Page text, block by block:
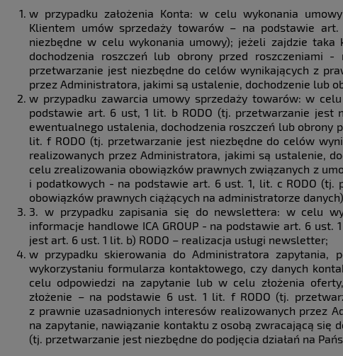
w przypadku założenia Konta: w celu wykonania
Klientem umów sprzedaży towarów – na podstawie
niezbędne w celu wykonania umowy); jeżeli zajdzie taka
dochodzenia roszczeń lub obrony przed
przetwarzanie jest niezbędne do celów wynikających z
przez Administratora, jakimi są ustalenie, dochodzenie lub
w przypadku zawarcia umowy sprzedaży towarów: w
podstawie art. 6 ust, 1 lit. b RODO (tj. przetwarzanie jest
ewentualnego ustalenia, dochodzenia roszczeń lub obrony
lit. f RODO (tj. przetwarzanie jest niezbędne do celów
realizowanych przez Administratora, jakimi są ustalenie,
celu zrealizowania obowiązków prawnych związanych z
i podatkowych - na podstawie art. 6 ust. 1, lit. c RODO (tj.
obowiązków prawnych ciążących na administratorze
3. w przypadku zapisania się do newslettera: w celu
informacje handlowe ICA GROUP - na podstawie art. 6 ust.
jest art. 6 ust. 1 lit. b) RODO – realizacja usługi newsletter;
w przypadku skierowania do Administratora zapytania,
wykorzystaniu formularza kontaktowego, czy danych
celu odpowiedzi na zapytanie lub w celu złożenia
złożenie – na podstawie 6 ust. 1 lit. f RODO (tj.
z prawnie uzasadnionych interesów realizowanych przez
na zapytanie, nawiązanie kontaktu z osobą zwracającą się
(tj. przetwarzanie jest niezbędne do podjęcia działań na